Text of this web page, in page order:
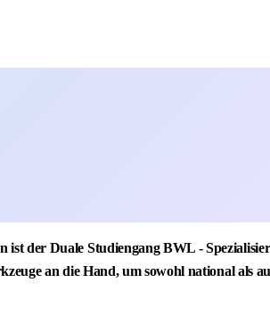
der Duale Studiengang BWL -
an die Hand, um sowohl national als